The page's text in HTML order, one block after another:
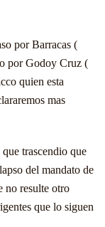
por Barracas (
por Godoy Cruz (
quien esta
mas
trascendio que
del mandato de
no resulte otro
que lo siguen